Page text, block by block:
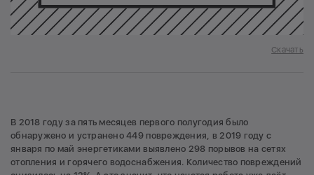
Скачать
В 2018 году за пять месяцев первого полугодия было
обнаружено и устранено 449 повреждения, в 2019 году с
января по май энергетиками выявлено 298 порывов на сетях
отопления и горячего водоснабжения. Количество повреждений